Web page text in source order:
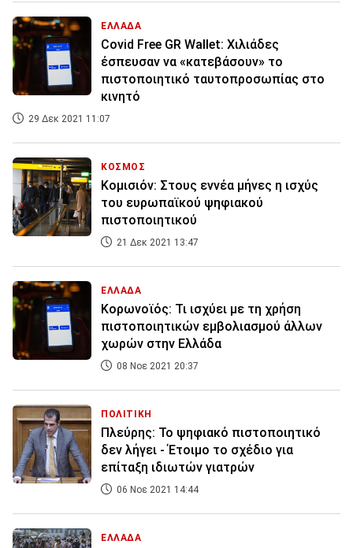
ΕΛΛΑΔΑ
Covid Free GR Wallet: Χιλιάδες
έσπευσαν να «κατεβάσουν» το
πιστοποιητικό ταυτοπροσωπίας στο
κινητό
29 Δεκ 2021 11:07
ΚΟΣΜΟΣ
Κομισιόν: Στους εννέα μήνες η ισχύς
του ευρωπαϊκού ψηφιακού
πιστοποιητικού
21 Δεκ 2021 13:47
ΕΛΛΑΔΑ
Κορωνοϊός: Τι ισχύει με τη χρήση
πιστοποιητικών εμβολιασμού άλλων
χωρών στην Ελλάδα
08 Νοε 2021 20:37
ΠΟΛΙΤΙΚΗ
Πλεύρης: Το ψηφιακό πιστοποιητικό
δεν λήγει - Έτοιμο το σχέδιο για
επίταξη ιδιωτών γιατρών
06 Νοε 2021 14:44
ΕΛΛΑΔΑ